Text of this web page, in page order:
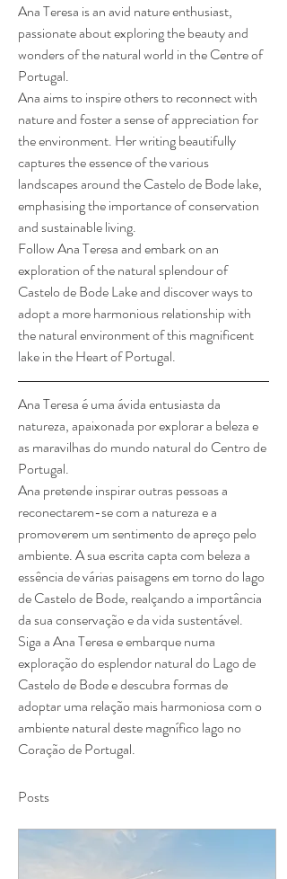
Ana Teresa is an avid nature enthusiast,
passionate about exploring the beauty and
wonders of the natural world in the Centre of
Portugal.
Ana aims to inspire others to reconnect with
nature and foster a sense of appreciation for
the environment. Her writing beautifully
captures the essence of the various
landscapes around the Castelo de Bode lake,
emphasising the importance of conservation
and sustainable living.
Follow Ana Teresa and embark on an
exploration of the natural splendour of
Castelo de Bode Lake and discover ways to
adopt a more harmonious relationship with
the natural environment of this magnificent
lake in the Heart of Portugal.
Ana Teresa é uma ávida entusiasta da
natureza, apaixonada por explorar a beleza e
as maravilhas do mundo natural do Centro de
Portugal.
Ana pretende inspirar outras pessoas a
reconectarem-se com a natureza e a
promoverem um sentimento de apreço pelo
ambiente. A sua escrita capta com beleza a
essência de várias paisagens em torno do lago
de Castelo de Bode, realçando a importância
da sua conservação e da vida sustentável.
Siga a Ana Teresa e embarque numa
exploração do esplendor natural do Lago de
Castelo de Bode e descubra formas de
adoptar uma relação mais harmoniosa com o
ambiente natural deste magnífico lago no
Coração de Portugal.
Posts